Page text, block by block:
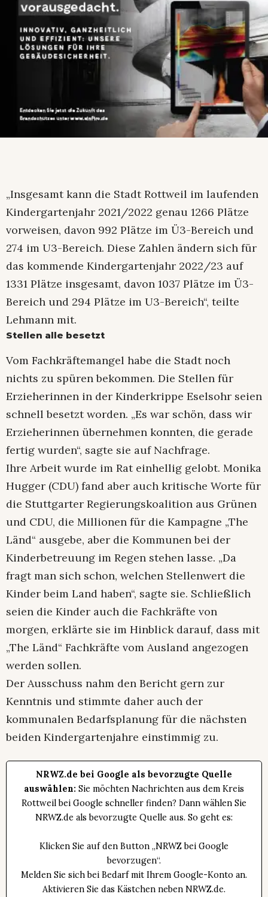
„Insgesamt kann die Stadt Rottweil im laufenden
Kindergartenjahr 2021/2022 genau 1266 Plätze
vorweisen, davon 992 Plätze im Ü3-Bereich und
274 im U3-Bereich. Diese Zahlen ändern sich für
das kommende Kindergartenjahr 2022/23 auf
1331 Plätze insgesamt, davon 1037 Plätze im Ü3-
Bereich und 294 Plätze im U3-Bereich“, teilte
Lehmann mit.
Stellen alle besetzt
Vom Fachkräftemangel habe die Stadt noch
nichts zu spüren bekommen. Die Stellen für
Erzieherinnen in der Kinderkrippe Eselsohr seien
schnell besetzt worden. „Es war schön, dass wir
Erzieherinnen übernehmen konnten, die gerade
fertig wurden“, sagte sie auf Nachfrage.
Ihre Arbeit wurde im Rat einhellig gelobt. Monika
Hugger (CDU) fand aber auch kritische Worte für
die Stuttgarter Regierungskoalition aus Grünen
und CDU, die Millionen für die Kampagne „The
Länd“ ausgebe, aber die Kommunen bei der
Kinderbetreuung im Regen stehen lasse. „Da
fragt man sich schon, welchen Stellenwert die
Kinder beim Land haben“, sagte sie. Schließlich
seien die Kinder auch die Fachkräfte von
morgen, erklärte sie im Hinblick darauf, dass mit
„The Länd“ Fachkräfte vom Ausland angezogen
werden sollen.
Der Ausschuss nahm den Bericht gern zur
Kenntnis und stimmte daher auch der
kommunalen Bedarfsplanung für die nächsten
beiden Kindergartenjahre einstimmig zu.
NRWZ.de bei Google als bevorzugte Quelle
auswählen: Sie möchten Nachrichten aus dem Kreis
Rottweil bei Google schneller finden? Dann wählen Sie
NRWZ.de als bevorzugte Quelle aus. So geht es:
Klicken Sie auf den Button „NRWZ bei Google
bevorzugen“.
Melden Sie sich bei Bedarf mit Ihrem Google-Konto an.
Aktivieren Sie das Kästchen neben NRWZ.de.